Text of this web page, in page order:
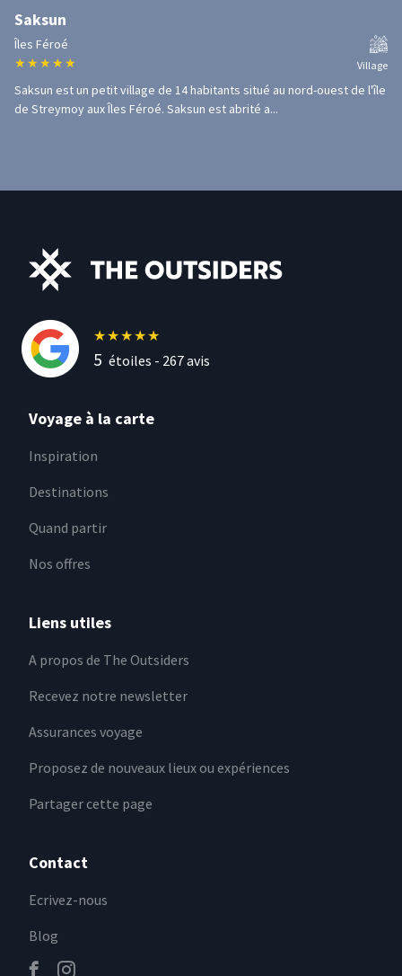
Saksun
Îles Féroé
★ ★ ★ ★ ★ Village
Saksun est un petit village de 14 habitants situé au nord-ouest de l'île
de Streymoy aux Îles Féroé. Saksun est abrité a...
★★★★★
5 étoiles - 267avis
Voyage à la carte
Inspiration
Destinations
Quand partir
Nos offres
Liens utiles
A propos de The Outsiders
Recevez notre newsletter
Assurances voyage
Proposez de nouveaux lieux ou expériences
Partager cette page
Contact
Ecrivez-nous
Blog